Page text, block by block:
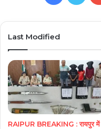
Last Modified
RAIPUR BREAKING : रायपुर में